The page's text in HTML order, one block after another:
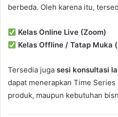
berbeda. Oleh karena itu,
Kelas Online Live (Zoom)
Kelas Offline / Tatap Muka
Tersedia juga sesi konsultasi
dapat menerapkan Time
produk, maupun kebutuhan